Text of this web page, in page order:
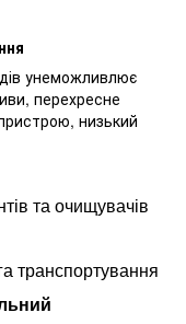
унеможливлює
перехресне
низький
та очищувачів
транспортування